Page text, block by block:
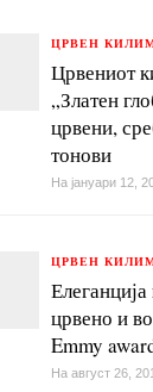
ЦРВЕН
Црвениот
„Златен
црвени,
тонови
На јануари 12,
ЦРВЕН
црвено и
Emmy
На август 26,